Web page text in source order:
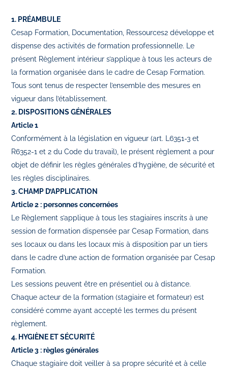
1. PRÉAMBULE
Cesap Formation, Documentation, Ressources2 développe et
dispense des activités de formation professionnelle. Le
présent Règlement intérieur s’applique à tous les acteurs de
la formation organisée dans le cadre de Cesap Formation.
Tous sont tenus de respecter l’ensemble des mesures en
vigueur dans l’établissement.
2. DISPOSITIONS GÉNÉRALES
Article 1
Conformément à la législation en vigueur (art. L6351-3 et
R6352-1 et 2 du Code du travail), le présent règlement a pour
objet de déﬁnir les règles générales d’hygiène, de sécurité et
les règles disciplinaires.
3. CHAMP D’APPLICATION
Article 2 : personnes concernées
Le Règlement s’applique à tous les stagiaires inscrits à une
session de formation dispensée par Cesap Formation, dans
ses locaux ou dans les locaux mis à disposition par un tiers
dans le cadre d’une action de formation organisée par Cesap
Formation.
Les sessions peuvent être en présentiel ou à distance.
Chaque acteur de la formation (stagiaire et formateur) est
considéré comme ayant accepté les termes du présent
règlement.
4. HYGIÈNE ET SÉCURITÉ
Article 3 : règles générales
Chaque stagiaire doit veiller à sa propre sécurité et à celle